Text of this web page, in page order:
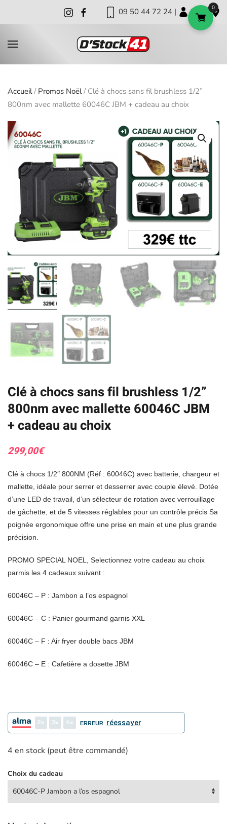
09 50 44 72 24 | | |
Accueil/ Promos Noël/ Clé à chocs sans fil brushless 1/2”
800nm avec mallette 60046C JBM + cadeau au choix
Clé à chocs sans fil brushless 1/2”
800nm avec mallette 60046C JBM
+ cadeau au choix
299,00€
Clé à chocs 1/2″ 800NM (Réf : 60046C) avec batterie, chargeur et
mallette, idéale pour serrer et desserrer avec couple élevé. Dotée
d’une LED de travail, d’un sélecteur de rotation avec verrouillage
de gâchette, et de 5 vitesses réglables pour un contrôle précis Sa
poignée ergonomique offre une prise en main et une plus grande
précision.
PROMO SPECIAL NOEL, Selectionnez votre cadeau au choix
parmis les 4 cadeaux suivant :
60046C – P : Jambon a l’os espagnol
60046C – C : Panier gourmand garnis XXL
60046C – F : Air fryer double bacs JBM
60046C – E : Cafetière a dosette JBM
2 3 4 ERREUR réessayer
4 en stock (peut être commandé)
Choix du cadeau
0